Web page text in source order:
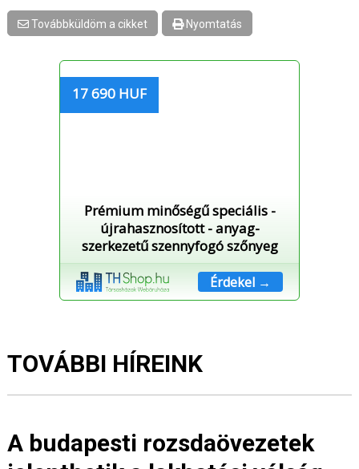
Továbbküldöm a cikket Nyomtatás
17 690 HUF
Prémium minőségű speciális -
újrahasznosított - anyag-
szerkezetű szennyfogó szőnyeg
Érdekel →
TOVÁBBI HÍREINK
A budapesti rozsdaövezetek